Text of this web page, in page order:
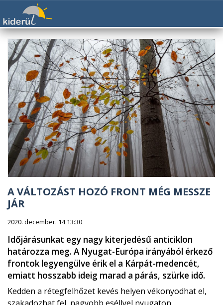
A VÁLTOZÁST HOZÓ FRONT MÉG MESSZE
JÁR
2020. december. 14 13:30
Időjárásunkat egy nagy kiterjedésű anticiklon
határozza meg. A Nyugat-Európa irányából érkező
frontok legyengülve érik el a Kárpát-medencét,
emiatt hosszabb ideig marad a párás, szürke idő.
Kedden a rétegfelhőzet kevés helyen vékonyodhat el,